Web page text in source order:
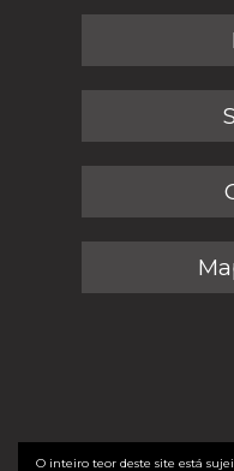
O inteiro teor deste site está